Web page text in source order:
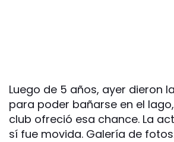
Luego de 5 años, ayer dieron
para poder bañarse en el
club ofreció esa chance. La
sí fue movida. Galería de